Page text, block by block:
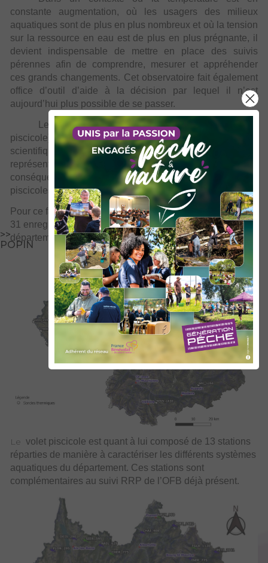
>>
POPIN
constante augmentation, où les usagers des milieux
aquatiques sont de plus en plus nombreux et où la tension
sur la ressource en eau est de plus en plus prégnante, il
devient indispensable de mettre en place des suivis
pérennes afin de comprendre, mesurer et appréhender
ces grands changements. Cet observatoire fait également
office d’outil d’aide à la décision par lequel il n’est
aujourd’hui plus possible de se passer.
Les deux volets de l’observatoire (thermique et
piscicole) sont donc complémentaires. Outre les enjeux
scientifiques, économiques et stratégiques qu’ils
représentent, ils permettront de quantifier et mesurer les
conséquences du réchauffement sur les peuplements
piscicoles.
Pour ce faire, l’observatoire cours d’eau se compose de
31 enregistreurs thermiques répartis sur l’ensemble du
département (c.f. carte ci-dessous).
Le volet piscicole est quant à lui composé de 13 stations
réparties de manière à caractériser les différents systèmes
aquatiques du département. Ces stations sont
complémentaires au suivi RRP de l’OFB déjà présent.